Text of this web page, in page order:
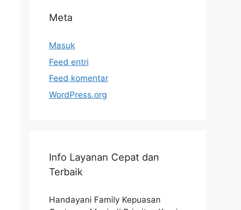
Meta
Masuk
Feed entri
Feed komentar
WordPress.org
Info Layanan Cepat dan
Terbaik
Handayani Family Kepuasan